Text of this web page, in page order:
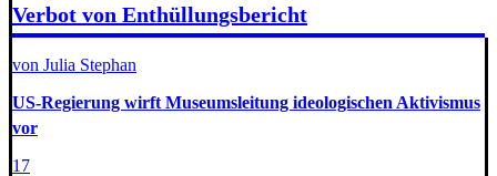
Verbot von Enthüllungsbericht
von Julia Stephan
US-Regierung wirft Museumsleitung ideologischen Aktivismus
vor
17